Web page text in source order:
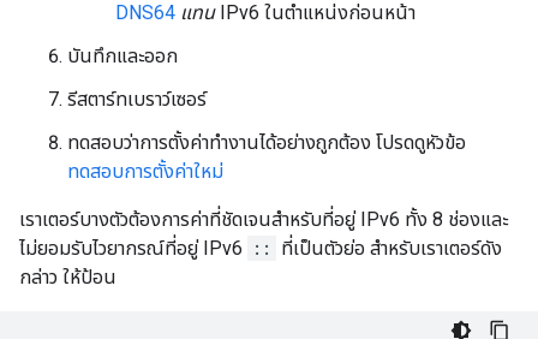
DNS64 แทนIPv6 ในตำแหน่งก่อนหน้า
บันทึกและออก
รีสตาร์ทเบราว์เซอร์
ทดสอบว่าการตั้งค่าทำงานได้อย่างถูกต้อง โปรดดูหัวข้อ
ทดสอบการตั้งค่าใหม่
เราเตอร์บางตัวต้องการค่าที่ชัดเจนสำหรับที่อยู่ IPv6 ทั้ง 8 ช่องและ
ไม่ยอมรับไวยากรณ์ที่อยู่ IPv6
::
ที่เป็นตัวย่อ สำหรับเราเตอร์ดัง
กล่าว ให้ป้อน